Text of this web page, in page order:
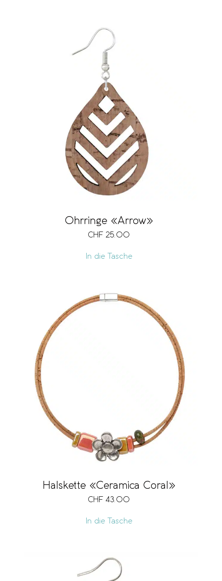
Ohrringe «Arrow»
CHF 25.00
In die Tasche
Halskette «Ceramica Coral»
CHF 43.00
In die Tasche